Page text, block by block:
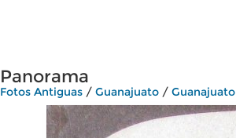
Panorama
Fotos Antiguas / Guanajuato / Guanajuato